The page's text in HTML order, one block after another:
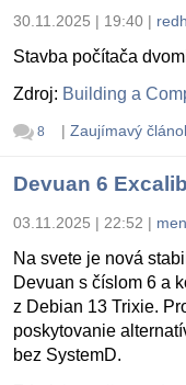
30.11.2025 | 19:40 |
Stavba počítača
Zdroj: Building a
8 | Zaujímavý
Devuan 6
03.11.2025 | 22:52 |
Na svete je nová
Devuan s číslom 6 a
z Debian 13 Trixie.
poskytovanie
bez SystemD.